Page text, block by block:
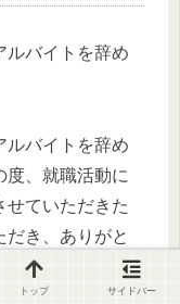
ルバイトを辞め
ルバイトを辞め
度、就職活動に
せていただきた
だき、ありがと
適しています。
トップ サイドバー